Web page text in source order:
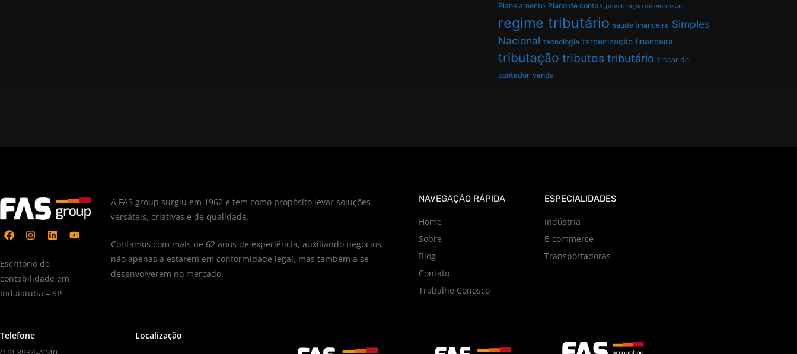
Planejamento Plano de contas privatização de empresas
regime tributário saúde financeira Simples
Nacional tecnologia terceirização financeira
tributação tributos tributário trocar de
contador venda
Escritório de
contabilidade em
Indaiatuba – SP
A FAS group surgiu em 1962 e tem como propósito levar soluções
versáteis, criativas e de qualidade.
Contamos com mais de 62 anos de experiência, auxiliando negócios
não apenas a estarem em conformidade legal, mas também a se
desenvolverem no mercado.
NAVEGAÇÃO RÁPIDA
Home
Sobre
Blog
Contato
Trabalhe Conosco
ESPECIALIDADES
Indústria
E-commerce
Transportadoras
Telefone
Localização